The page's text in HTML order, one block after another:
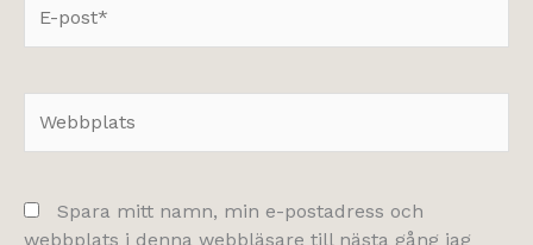
post*
Spara mitt namn, min e-postadress och
webbplats i denna webbläsare till nästa gång jag